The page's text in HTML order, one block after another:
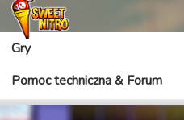
Gry
Pomoc techniczna & Forum